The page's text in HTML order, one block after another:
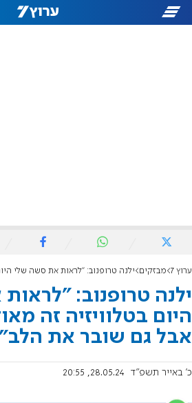
ערוץ 7 מבזקים ילנה טרופנוב: ״לראות את סשה שלי היום בטלוויזיה זה
ילנה טרופנוב:
היום בטלוויזיה זה
אבל גם שובר את הלב"
כ' באייר תשפ"ד 28.05.24, 20:55